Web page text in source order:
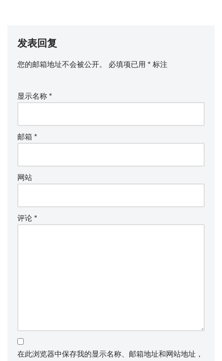
发表回复
您的邮箱地址不会被公开。 必填项已用 * 标注
显示名称 *
邮箱 *
网站
评论 *
在此浏览器中保存我的显示名称、邮箱地址和网站地址，